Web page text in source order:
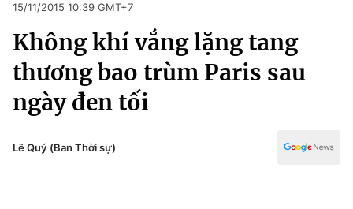
Chuyên mục
Chính trị
Xã hội
Pháp luật
Pháp luật
Kinh tế
Thể thao
Truyền hình
Văn hóa - Giải trí
Y tế
Công nghệ
15/11/2015 10:39 GMT+7
Không khí vắng lặng tang
thương bao trùm Paris sau
ngày đen tối
Lê Quý (Ban Thời sự)